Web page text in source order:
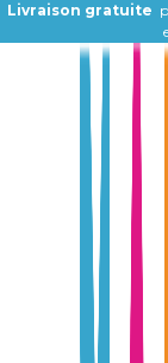
Livraison gratuite